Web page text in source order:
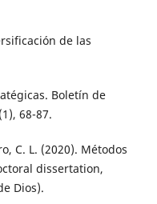
de las
Boletín de
68-87.
C. L. (2020). Métodos
dissertation,
Dios).